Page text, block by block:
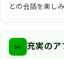
との会話を楽し
✄ 充実のア